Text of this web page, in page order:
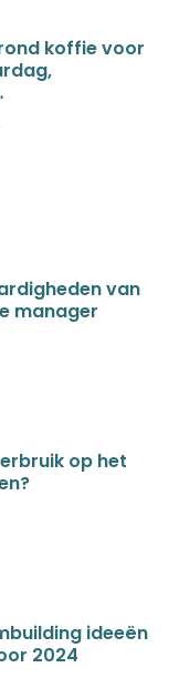
koffie voor
van
manager
op het
ideeën
2024